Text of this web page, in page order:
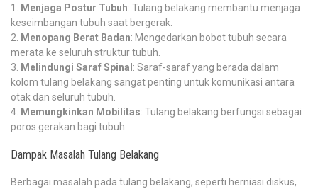
Menjaga Postur Tubuh: Tulang belakang membantu menjaga
keseimbangan tubuh saat bergerak.
Menopang Berat Badan: Mengedarkan bobot tubuh secara
merata ke seluruh struktur tubuh.
Melindungi Saraf Spinal : Saraf-saraf yang berada dalam
kolom tulang belakang sangat penting untuk komunikasi antara
otak dan seluruh tubuh.
Memungkinkan Mobilitas: Tulang belakang berfungsi sebagai
poros gerakan bagi tubuh.
Dampak Masalah Tulang Belakang
Berbagai masalah pada tulang belakang, seperti herniasi diskus,